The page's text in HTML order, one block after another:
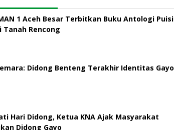
1 Aceh Besar Terbitkan Buku Antologi Puisi
Tanah Rencong
Didong Benteng Terakhir Identitas Gayo
Hari Didong, Ketua KNA Ajak Masyarakat
Didong Gayo